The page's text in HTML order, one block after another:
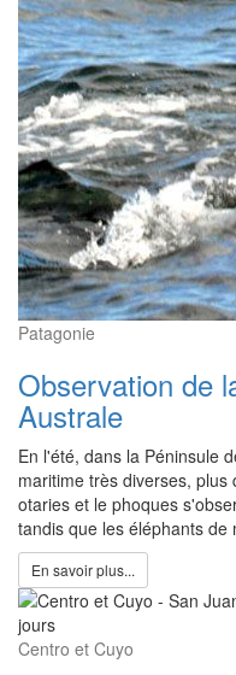
Patagonie
Observation de
Australe
En l'été, dans la Péninsule
maritime très diverses,
otaries et le phoques
tandis que les éléphants de
En savoir plus...
Centro et Cuyo